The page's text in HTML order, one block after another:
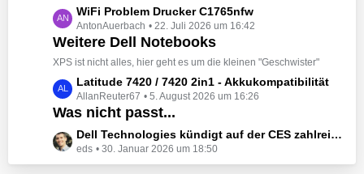
i
r
ä
g
e
z
t
e
B
i
r
ä
g
L
e
t
z
e
B
i
WiFi Problem Drucker C1765nfw
AntonAuerbach 22. Juli 2026 um 16:42
Weitere Dell Notebooks
XPS ist nicht alles, hier geht es um die kleinen "Geschwister"
L
e
t
z
t
e
Latitude 7420 / 7420 2in1 - Akkukompatibilität
AllanReuter67 5. August 2026 um 16:26
Was nicht passt...
L
e
t
Dell Technologies kündigt auf der CES zahlreiche Alienware-Neuheiten an
eds 30. Januar 2026 um 18:50